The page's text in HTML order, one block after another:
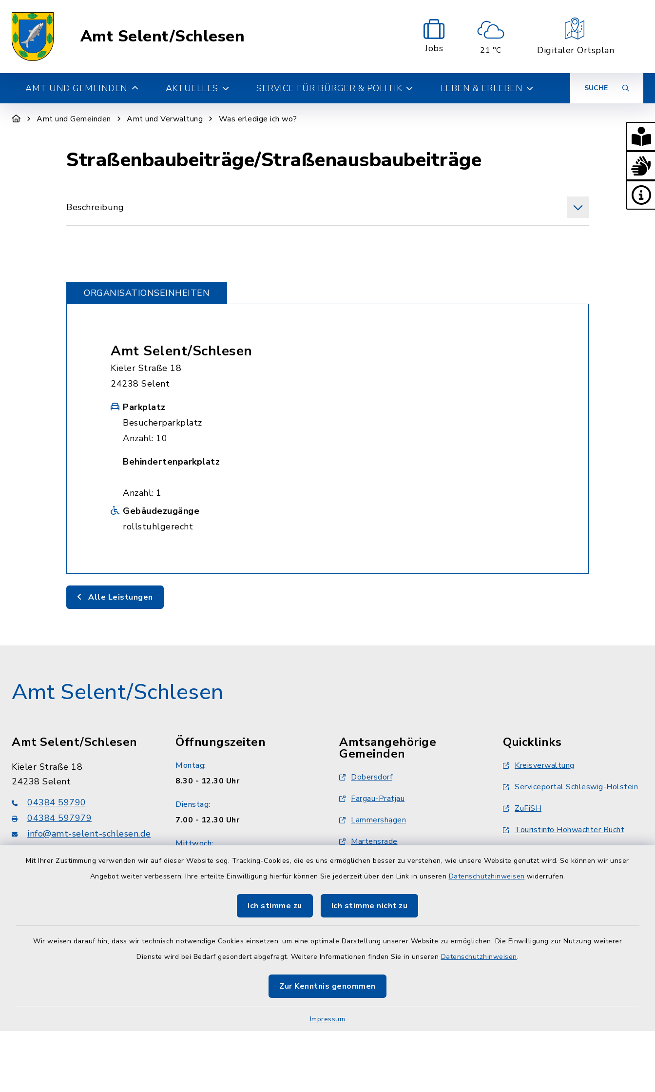
Mit Ihrer Zustimmung verwenden wir auf dieser Website sog. Tracking-Cookies, die es uns ermöglichen besser zu verstehen, wie unsere Website genutzt wird. So können wir unser
Angebot weiter verbessern. Ihre erteilte Einwilligung hierfür können Sie jederzeit über den Link in unseren Datenschutzhinweisen widerrufen.
Ich stimme zu Ich stimme nicht zu
Wir weisen darauf hin, dass wir technisch notwendige Cookies einsetzen, um eine optimale Darstellung unserer Website zu ermöglichen. Die Einwilligung zur Nutzung weiterer
Dienste wird bei Bedarf gesondert abgefragt. Weitere Informationen finden Sie in unseren Datenschutzhinweisen.
Zur Kenntnis genommen
Impressum
Amt Selent/Schlesen
Jobs 21 °C Digitaler Ortsplan
AMT UND GEMEINDEN AKTUELLES SERVICE FÜR BÜRGER & POLITIK LEBEN & ERLEBEN SUCHE
Amt und Gemeinden Amt und Verwaltung Was erledige ich wo?
Straßenbaubeiträge/Straßenausbaubeiträge
Beschreibung
ORGANISATIONS­EINHEITEN
Amt Selent/Schlesen
Kieler Straße 18
24238 Selent
Parkplatz
Besucherparkplatz
Anzahl: 10
Behindertenparkplatz
Anzahl: 1
Gebäudezugänge
rollstuhlgerecht
Alle Leistungen
Amt Selent/Schlesen
Amt Selent/Schlesen
Kieler Straße 18
24238 Selent
04384 59790
04384 597979
info@amt-selent-schlesen.de
Konten der Amtskasse
Öffnungszeiten
Montag:
8.30 - 12.30 Uhr
Dienstag:
7.00 - 12.30 Uhr
Mittwoch:
geschlossen
8.30 - 12.30 Uhr und 14.00 - 18.00
Sozialamt und Wohngeldamt nur
nach telefonischer Vereinbarung
Amtsangehörige
Gemeinden
Dobersdorf
Fargau-Pratjau
Lammershagen
Martensrade
Mucheln
Selent
Quicklinks
Kreisverwaltung
Serviceportal Schleswig-Holstein
ZuFiSH
Touristinfo Hohwachter Bucht